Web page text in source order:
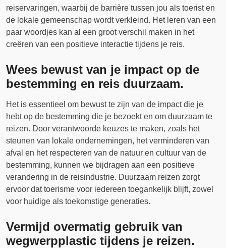
reiservaringen, waarbij de barrière tussen jou als toerist en
de lokale gemeenschap wordt verkleind. Het leren van een
paar woordjes kan al een groot verschil maken in het
creëren van een positieve interactie tijdens je reis.
Wees bewust van je impact op de
bestemming en reis duurzaam.
Het is essentieel om bewust te zijn van de impact die je
hebt op de bestemming die je bezoekt en om duurzaam te
reizen. Door verantwoorde keuzes te maken, zoals het
steunen van lokale ondernemingen, het verminderen van
afval en het respecteren van de natuur en cultuur van de
bestemming, kunnen we bijdragen aan een positieve
verandering in de reisindustrie. Duurzaam reizen zorgt
ervoor dat toerisme voor iedereen toegankelijk blijft, zowel
voor huidige als toekomstige generaties.
Vermijd overmatig gebruik van
wegwerpplastic tijdens je reizen.